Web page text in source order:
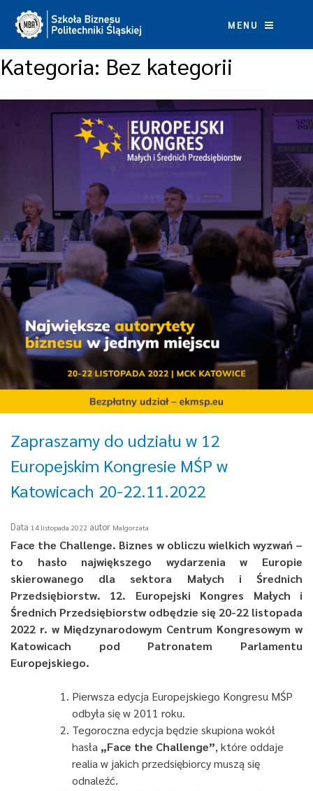
content
MENU
Kategoria: Bez kategorii
Zapraszamy do udziału w 12
Europejskim Kongresie MŚP w
Katowicach 20-22.11.2022
Data 14 listopada 2022 autor Malgorzata
Face the Challenge. Biznes w obliczu wielkich wyzwań –
to hasło największego wydarzenia w Europie
skierowanego dla sektora Małych i Średnich
Przedsiębiorstw. 12. Europejski Kongres Małych i
Średnich Przedsiębiorstw odbędzie się 20-22 listopada
2022 r. w Międzynarodowym Centrum Kongresowym w
Katowicach pod Patronatem Parlamentu
Europejskiego.
Pierwsza edycja Europejskiego Kongresu MŚP
odbyła się w 2011 roku.
Tegoroczna edycja będzie skupiona wokół
hasła „Face the Challenge”, które oddaje
realia w jakich przedsiębiorcy muszą się
odnaleźć.